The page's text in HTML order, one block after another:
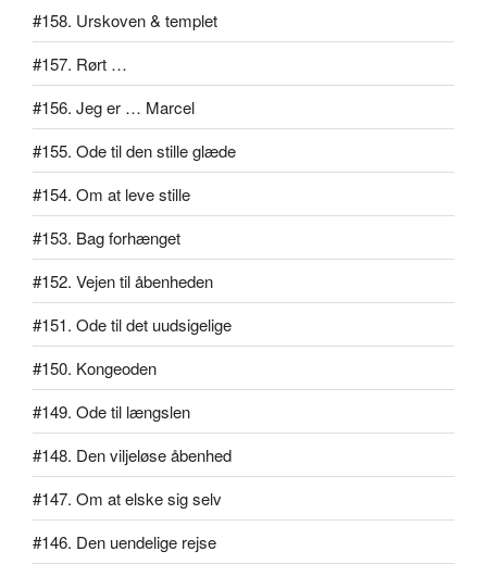
#158. Urskoven & templet
#157. Rørt …
#156. Jeg er … Marcel
#155. Ode til den stille glæde
#154. Om at leve stille
#153. Bag forhænget
#152. Vejen til åbenheden
#151. Ode til det uudsigelige
#150. Kongeoden
#149. Ode til længslen
#148. Den viljeløse åbenhed
#147. Om at elske sig selv
#146. Den uendelige rejse